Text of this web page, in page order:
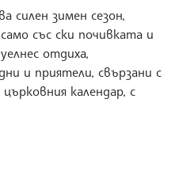
силен зимен сезон,
със ски почивката и
отдиха,
и приятели, свързани с
календар, с